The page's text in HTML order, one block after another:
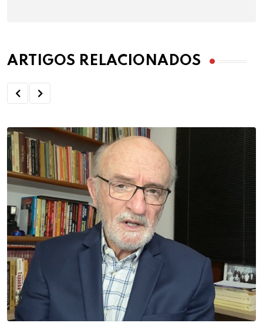
ARTIGOS RELACIONADOS